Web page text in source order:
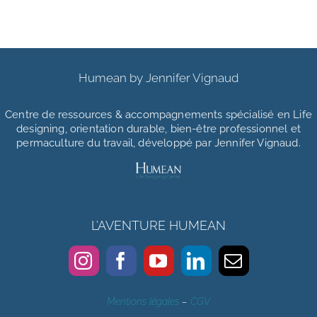
Humean by Jennifer Vignaud
Centre de ressources & accompagnements spécialisé en Life
designing, orientation durable, bien-être professionnel et
permaculture du travail, développé par Jennifer Vignaud.
L’AVENTURE HUMEAN
Mentions légales – CGV